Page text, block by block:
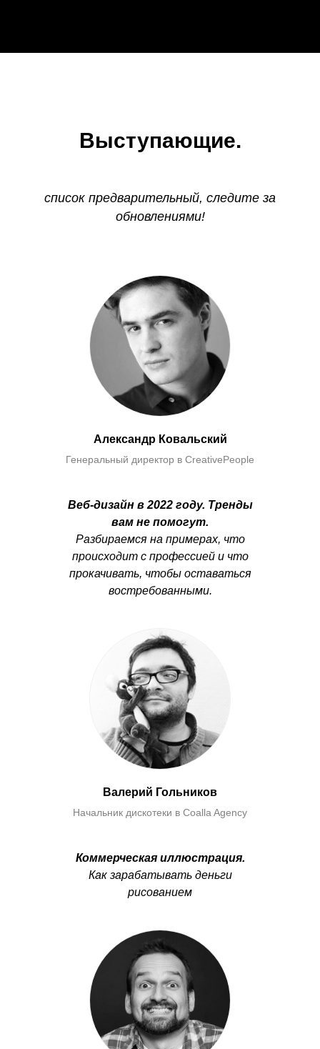
Выступающие.
список предварительный, следите за
обновлениями!
Александр Ковальский
Генеральный директор в CreativePeople
Веб-дизайн в 2022 году. Тренды
вам не помогут.
Разбираемся на примерах, что
происходит с профессией и что
прокачивать, чтобы оставаться
востребованными.
Валерий Гольников
Начальник дискотеки в Сoalla Agency
Коммерческая иллюстрация.
Как зарабатывать деньги
рисованием